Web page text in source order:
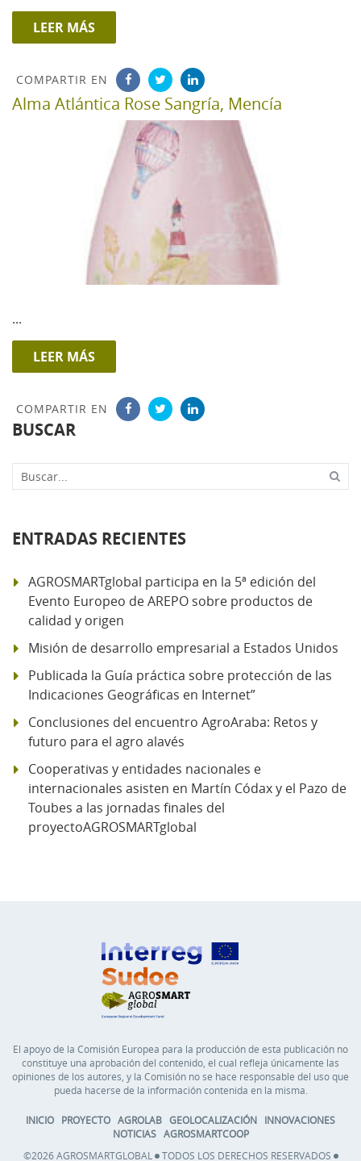
LEER MÁS
COMPARTIR EN
Alma Atlántica Rose Sangría, Mencía
...
LEER MÁS
COMPARTIR EN
BUSCAR
Buscar...
ENTRADAS RECIENTES
AGROSMARTglobal participa en la 5ª edición del
Evento Europeo de AREPO sobre productos de
calidad y origen
Misión de desarrollo empresarial a Estados Unidos
Publicada la Guía práctica sobre protección de las
Indicaciones Geográficas en Internet”
Conclusiones del encuentro AgroAraba: Retos y
futuro para el agro alavés
Cooperativas y entidades nacionales e
internacionales asisten en Martín Códax y el Pazo de
Toubes a las jornadas finales del
proyectoAGROSMARTglobal
El apoyo de la Comisión Europea para la producción de esta publicación no
constituye una aprobación del contenido, el cual refleja únicamente las
opiniones de los autores, y la Comisión no se hace responsable del uso que
pueda hacerse de la información contenida en la misma.
INICIO PROYECTO AGROLAB GEOLOCALIZACIÓN
INNOVACIONES
NOTICIAS AGROSMARTCOOP
©2026 AGROSMARTGLOBAL TODOS LOS DERECHOS RESERVADOS